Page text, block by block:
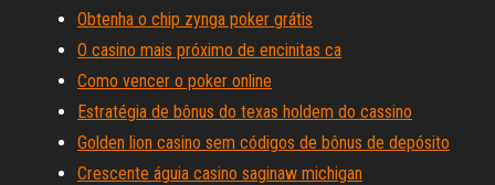
Obtenha o chip zynga poker grátis
O casino mais próximo de encinitas ca
Como vencer o poker online
Estratégia de bônus do texas holdem do cassino
Golden lion casino sem códigos de bônus de depósito
Crescente águia casino saginaw michigan